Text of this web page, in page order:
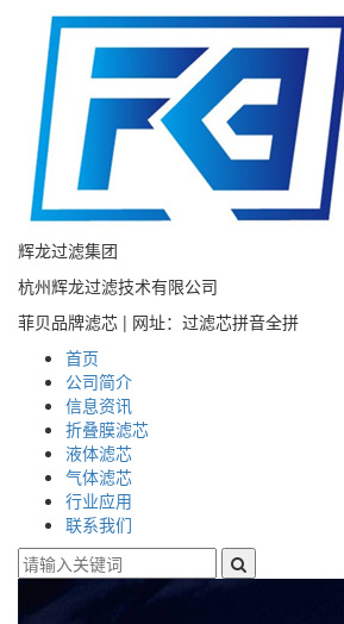
辉龙过滤集团
杭州辉龙过滤技术有限公司
菲贝品牌滤芯 | 网址：过滤芯拼音全拼
首页
公司简介
信息资讯
折叠膜滤芯
液体滤芯
气体滤芯
行业应用
联系我们